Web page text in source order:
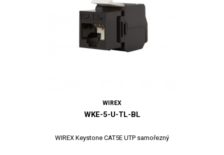
WIREX
WKE-5-U-TL-BL
WIREX Keystone CAT5E UTP samořezný